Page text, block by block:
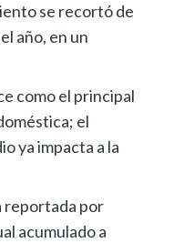
se recortó de
año, en un
como el principal
el
ya impacta a la
reportada por
acumulado a